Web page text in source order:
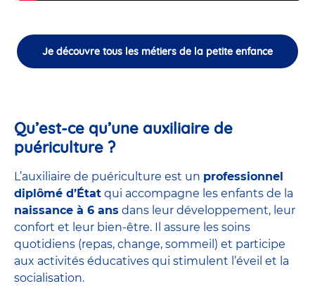
Je découvre tous les métiers de la petite enfance
Qu’est-ce qu’une auxiliaire de
puériculture ?
L’auxiliaire de puériculture est un professionnel
diplômé d’État qui accompagne les enfants de la
naissance à 6 ans dans leur développement, leur
confort et leur bien-être. Il assure les soins
quotidiens (repas, change, sommeil) et participe
aux activités éducatives qui stimulent l’éveil et la
socialisation.